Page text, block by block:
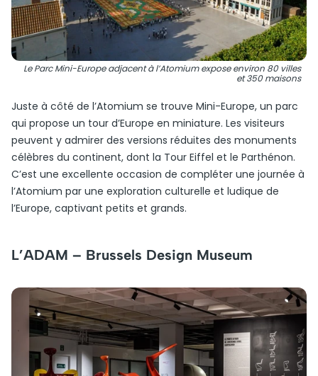
Le Parc Mini-Europe adjacent à l’Atomium expose environ 80 villes
et 350 maisons
Juste à côté de l’Atomium se trouve Mini-Europe, un parc
qui propose un tour d’Europe en miniature. Les visiteurs
peuvent y admirer des versions réduites des monuments
célèbres du continent, dont la Tour Eiffel et le Parthénon.
C’est une excellente occasion de compléter une journée à
l’Atomium par une exploration culturelle et ludique de
l’Europe, captivant petits et grands.
L’ADAM – Brussels Design Museum